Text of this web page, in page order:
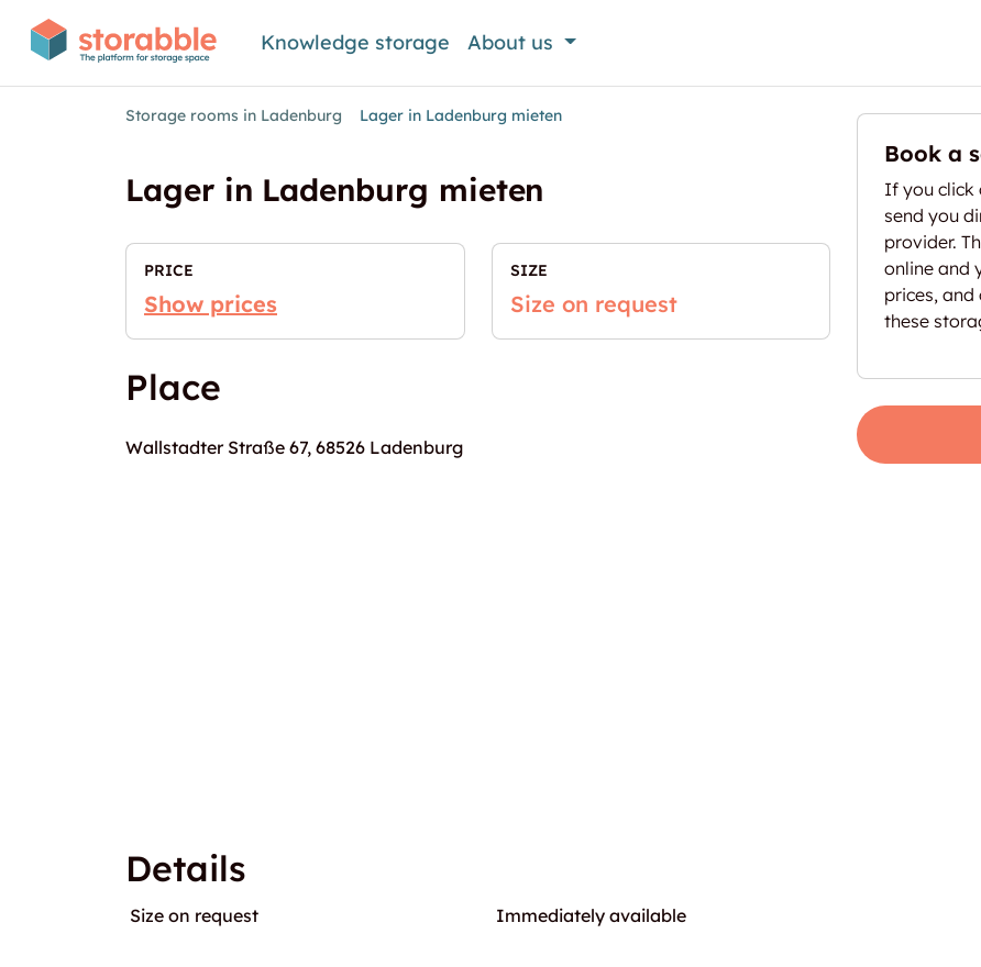
Knowledge storage About us
Storage rooms in Ladenburg Lager in Ladenburg mieten
Lager in Ladenburg mieten
PRICE
Show prices
SIZE
Size on request
Place
Wallstadter Straße 67, 68526 Ladenburg
Details
Size on request Immediately available
Book a
If you click
send you
provider.
online and
prices,
these